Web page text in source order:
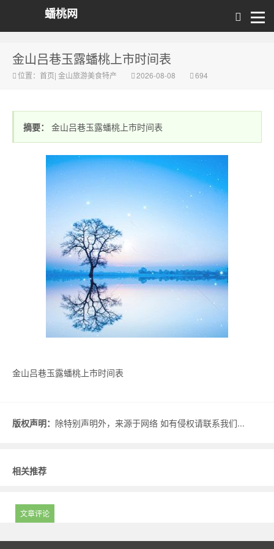
蟠桃网
金山吕巷玉露蟠桃上市时间表
位置： 首页| 金山旅游美食特产 2026-08-08 694
摘要： 金山吕巷玉露蟠桃上市时间表
金山吕巷玉露蟠桃上市时间表
版权声明： 除特别声明外，来源于网络 如有侵权请联系我们...
相关推荐
文章评论